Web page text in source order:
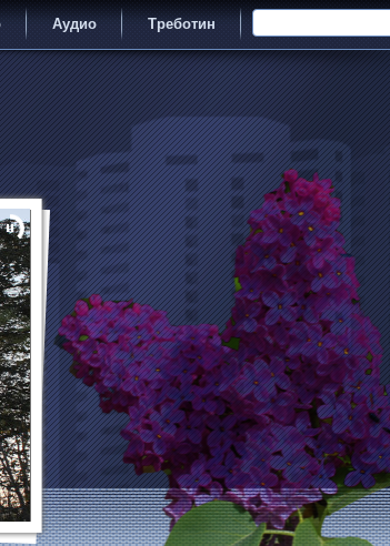
Аудио Треботин